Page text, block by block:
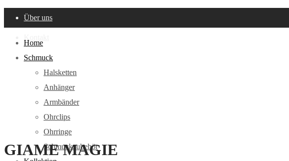
Über uns
Home
Schmuck
Halsketten
Anhänger
Armbänder
Ohrclips
Ohrringe
Schmuckzubehör
GIAME MAGIE